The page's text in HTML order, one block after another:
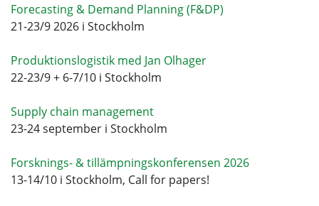
Forecasting & Demand Planning (F&DP)
21-23/9 2026 i Stockholm
Produktionslogistik med Jan Olhager
22-23/9 + 6-7/10 i Stockholm
Supply chain management
23-24 september i Stockholm
Forsknings- & tillämpningskonferensen 2026
13-14/10 i Stockholm, Call for papers!